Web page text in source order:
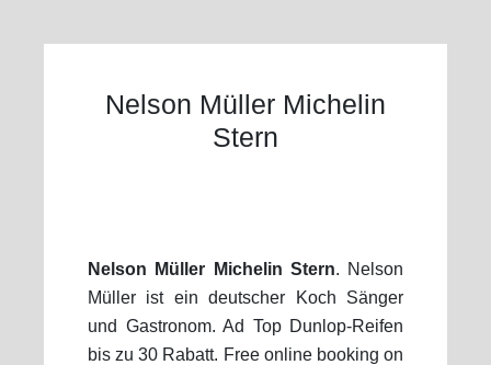
Nelson Müller Michelin
Stern
Nelson Müller Michelin Stern. Nelson
Müller ist ein deutscher Koch Sänger
und Gastronom. Ad Top Dunlop-Reifen
bis zu 30 Rabatt. Free online booking on